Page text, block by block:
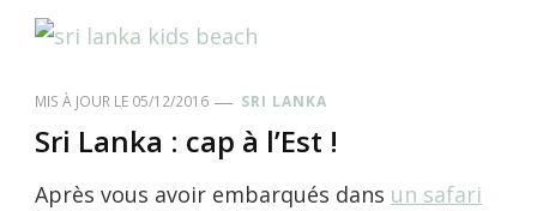
MIS À JOUR LE 05/12/2016 SRI LANKA
Sri Lanka : cap à l’Est !
Après vous avoir embarqués dans un safari